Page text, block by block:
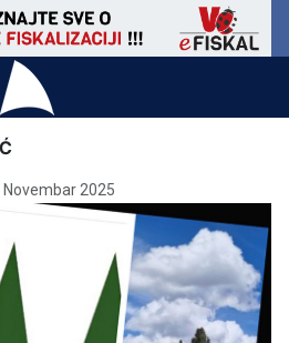
Novembar 2025